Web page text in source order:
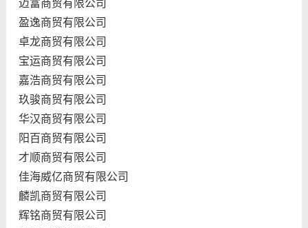
迈富商贸有限公司
盈逸商贸有限公司
卓龙商贸有限公司
宝运商贸有限公司
嘉浩商贸有限公司
玖骏商贸有限公司
华汉商贸有限公司
阳百商贸有限公司
才顺商贸有限公司
佳海威亿商贸有限公司
麟凯商贸有限公司
辉铭商贸有限公司